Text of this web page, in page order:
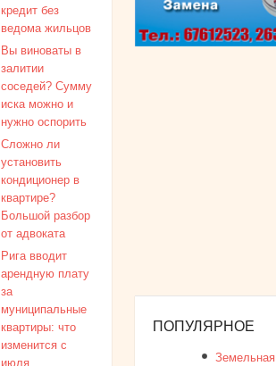
кредит без
ведома жильцов
Вы виноваты в
залитии
соседей? Сумму
иска можно и
нужно оспорить
Сложно ли
установить
кондиционер в
квартире?
Большой разбор
от адвоката
Рига вводит
арендную плату
за
муниципальные
квартиры: что
изменится с
июля
ПОПУЛЯРНОЕ
Земельная